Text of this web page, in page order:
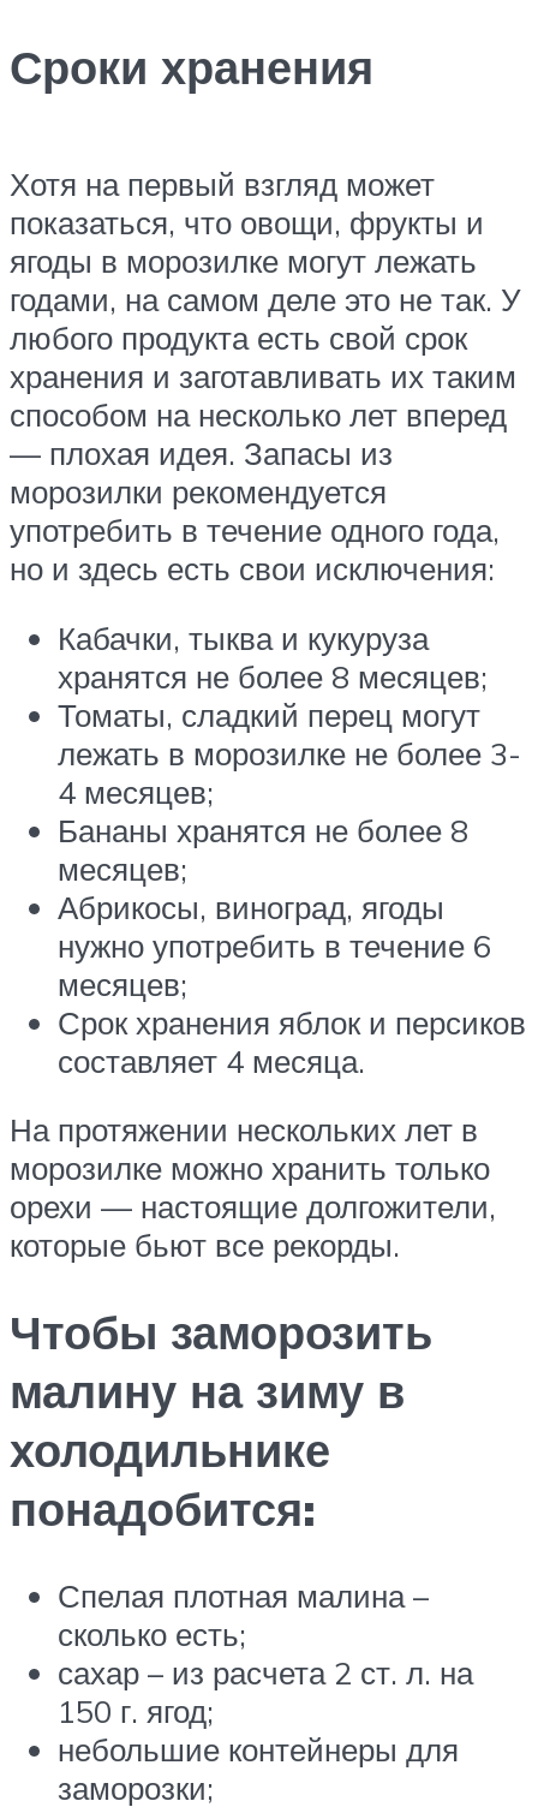
Сроки хранения
Хотя на первый взгляд может
показаться, что овощи, фрукты и
ягоды в морозилке могут лежать
годами, на самом деле это не так. У
любого продукта есть свой срок
хранения и заготавливать их таким
способом на несколько лет вперед
— плохая идея. Запасы из
морозилки рекомендуется
употребить в течение одного года,
но и здесь есть свои исключения:
Кабачки, тыква и кукуруза
хранятся не более 8 месяцев;
Томаты, сладкий перец могут
лежать в морозилке не более 3-
4 месяцев;
Бананы хранятся не более 8
месяцев;
Абрикосы, виноград, ягоды
нужно употребить в течение 6
месяцев;
Срок хранения яблок и персиков
составляет 4 месяца.
На протяжении нескольких лет в
морозилке можно хранить только
орехи — настоящие долгожители,
которые бьют все рекорды.
Чтобы заморозить
малину на зиму в
холодильнике
понадобится:
Спелая плотная малина –
сколько есть;
сахар – из расчета 2 ст. л. на
150 г. ягод;
небольшие контейнеры для
заморозки;